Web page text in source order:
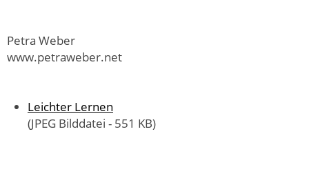
Petra Weber
www.petraweber.net
Leichter Lernen
(JPEG Bilddatei - 551 KB)